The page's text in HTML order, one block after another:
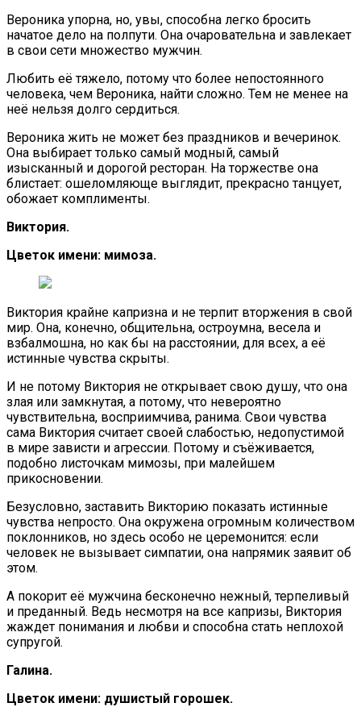
Вероника упорна, но, увы, способна легко бросить
начатое дело на полпути. Она очаровательна и завлекает
в свои сети множество мужчин.
Любить её тяжело, потому что более непостоянного
человека, чем Вероника, найти сложно. Тем не менее на
неё нельзя долго сердиться.
Вероника жить не может без праздников и вечеринок.
Она выбирает только самый модный, самый
изысканный и дорогой ресторан. На торжестве она
блистает: ошеломляюще выглядит, прекрасно танцует,
обожает комплименты.
Виктория.
Цветок имени: мимоза.
Виктория крайне капризна и не терпит вторжения в свой
мир. Она, конечно, общительна, остроумна, весела и
взбалмошна, но как бы на расстоянии, для всех, а её
истинные чувства скрыты.
И не потому Виктория не открывает свою душу, что она
злая или замкнутая, а потому, что невероятно
чувствительна, восприимчива, ранима. Свои чувства
сама Виктория считает своей слабостью, недопустимой
в мире зависти и агрессии. Потому и съёживается,
подобно листочкам мимозы, при малейшем
прикосновении.
Безусловно, заставить Викторию показать истинные
чувства непросто. Она окружена огромным количеством
поклонников, но здесь особо не церемонится: если
человек не вызывает симпатии, она напрямик заявит об
этом.
А покорит её мужчина бесконечно нежный, терпеливый
и преданный. Ведь несмотря на все капризы, Виктория
жаждет понимания и любви и способна стать неплохой
супругой.
Галина.
Цветок имени: душистый горошек.